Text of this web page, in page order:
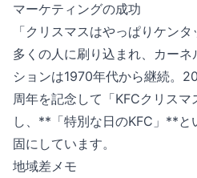
マーケティングの成功
「クリスマスはやっぱりケン
多くの人に刷り込まれ、カー
ションは1970年代から継続。
周年を記念して「KFCクリス
し、**「特別な日のKFC」**と
固にしています。
地域差メモ